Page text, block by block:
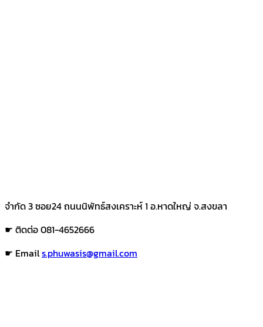
จำกัด 3 ซอย24 ถนนนิพัทธ์สงเคราะห์ 1 อ.หาดใหญ่ จ.สงขลา
☛ ติดต่อ 081-4652666
☛ Emails.phuwasis@gmail.com